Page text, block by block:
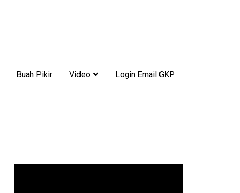
Buah Pikir Video Login Email GKP